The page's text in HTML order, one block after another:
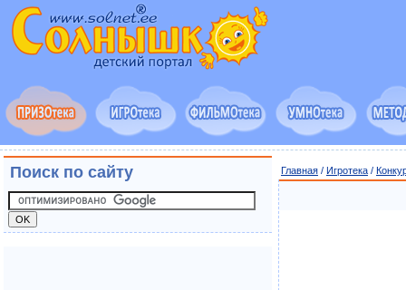
Главная / Игротека /
Поиск по сайту